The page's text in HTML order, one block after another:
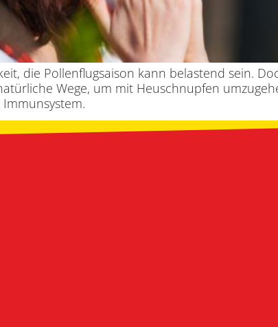
die Pollenflugsaison kann belastend sein.
Wege, um mit Heuschnupfen